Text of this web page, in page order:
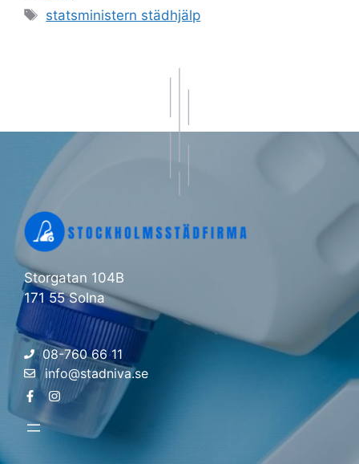
Etiketter
statsministern städhjälp
Storgatan 104B
171 55 Solna
08-760 66 11
info@stadniva.se